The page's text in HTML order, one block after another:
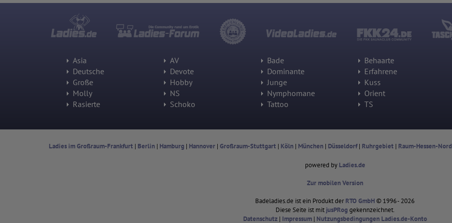
Wurden Werbebanner angeklickt?
oder hat er sie komplett verlassen?
Wie lange blieb der Besucher?
Ort der Verarbeitung:
Wir nutzen Hotjar als Webanalysedient. Es wird verwendet, um Daten
über das Benutzerverhalten zu sammeln. Hotjar kann auch im
Rahmen von Umfragen und Feedbackfunktionen, die auf unserer
Website eingebunden sind, von Ihnen bereitgestellte Informationen
Herausgeber:
Erhobene Daten:
Besuchte Seiten
Bildschirmauflösung
Asia AV Bade Behaarte
Deutsche
Devote Dominante Erfahrene
Große
Hobby Junge Kuss
Molly
NS Nymphomane Orient
Rasierte
Schoko Tattoo TS
Ladies im Großraum-Frankfurt | Berlin| Hamburg | Hannover| Großraum-Stuttgart | Köln| München| Düsseldorf| Ruhrgebiet | Raum-Hessen-Nord
powered by Ladies.de
Zur mobilen Version
Badeladies.de ist ein Produkt der RTO GmbH© 1996 - 2026
Diese Seite ist mit jusPRog gekennzeichnet.
Datenschutz| Impressum| Nutzungsbedingungen Ladies.de-Konto